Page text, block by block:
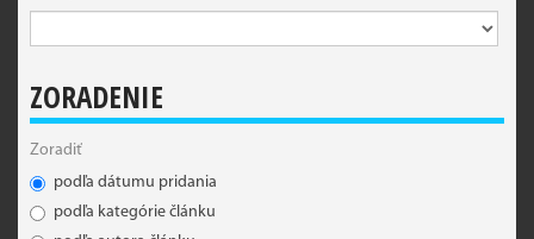
ZORADENIE
Zoradiť
podľa dátumu pridania
podľa kategórie článku